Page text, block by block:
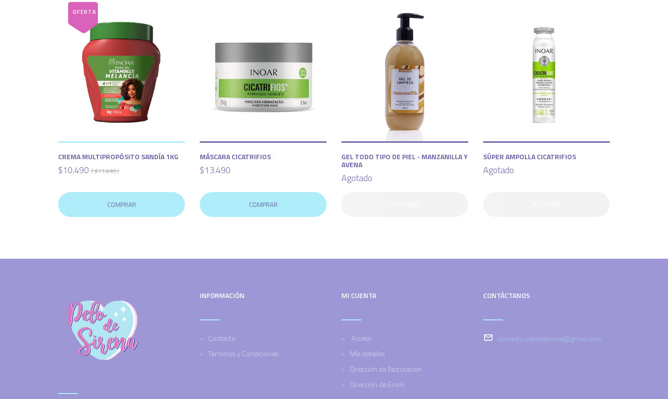
CREMA MULTIPROPÓSITO SANDÍA 1KG
$10.490 ( $11.490 )
COMPRAR
MÁSCARA CICATRIFIOS
$13.490
COMPRAR
GEL TODO TIPO DE PIEL - MANZANILLA Y
AVENA
Agotado
SÚPER AMPOLLA CICATRIFIOS
Agotado
INFORMACIÓN
Contacto
Terminos y Condiciones
MI CUENTA
Acceso
Mis detalles
Dirección de Facturación
Dirección de Envío
CONTÁCTANOS
contacto.pelodesirena@gmail.com